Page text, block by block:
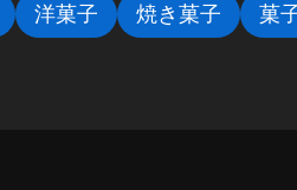
洋菓子 焼き菓子 菓